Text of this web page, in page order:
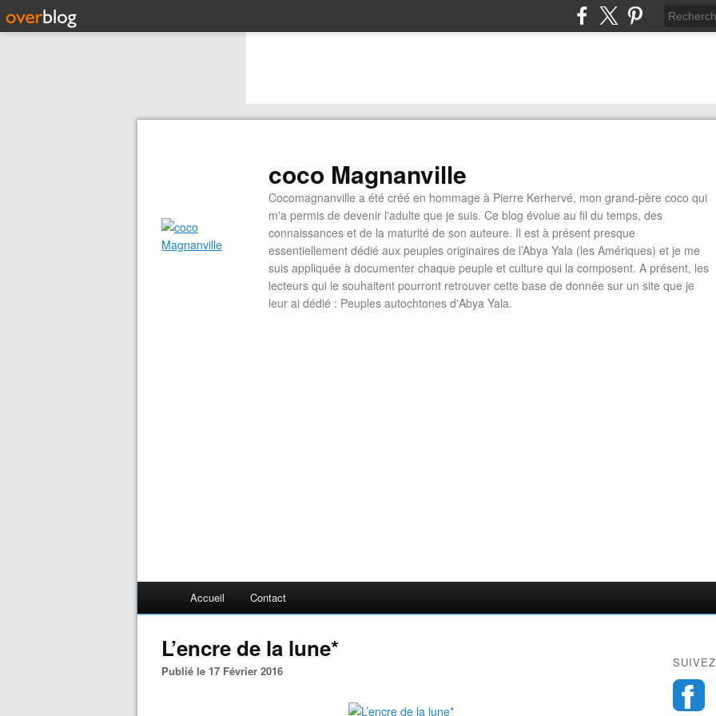
coco Magnanville
Cocomagnanville a été créé en hommage à Pierre Kerhervé, mon grand-père coco qui
m'a permis de devenir l'adulte que je suis. Ce blog évolue au fil du temps, des
connaissances et de la maturité de son auteure. Il est à présent presque
essentiellement dédié aux peuples originaires de l’Abya Yala (les Amériques) et je me
suis appliquée à documenter chaque peuple et culture qui la composent. A présent, les
lecteurs qui le souhaitent pourront retrouver cette base de donnée sur un site que je
leur ai dédié : Peuples autochtones d'Abya Yala.
Accueil Contact
L’encre de la lune*
Publié le 17 Février 2016